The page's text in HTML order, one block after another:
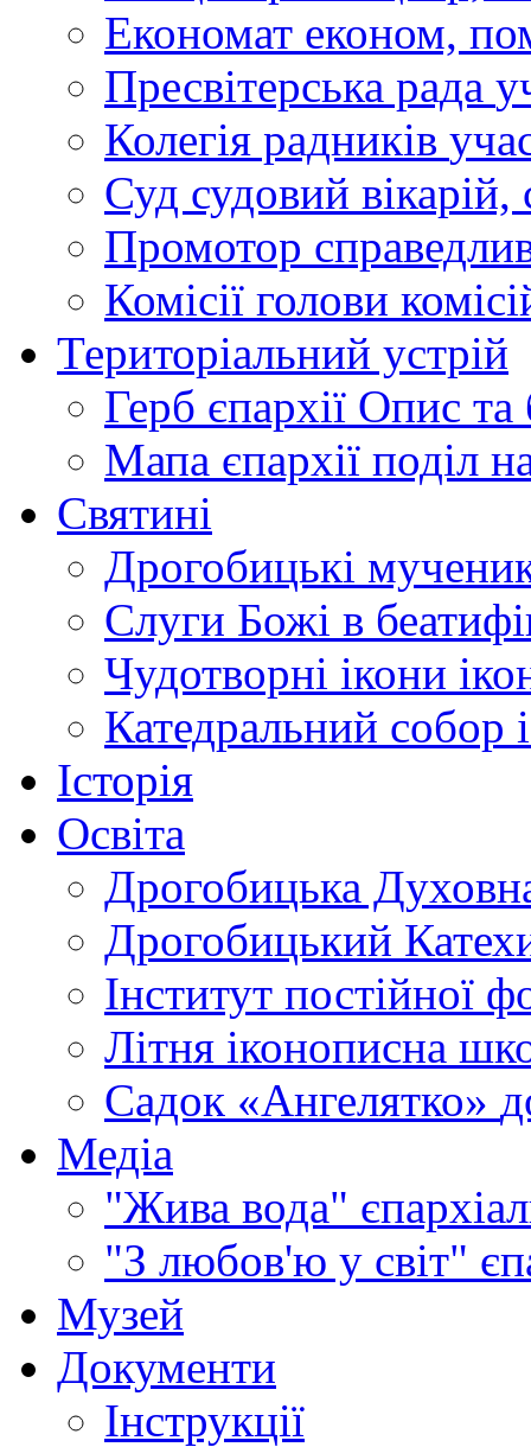
Економат економ,
Пресвітерська рада
Колегія радників
Суд судовий вікарій,
Промотор
Комісії голови
Територіальний устрій
Герб єпархії Опис та
Мапа єпархії поділ
Святині
Дрогобицькі
Слуги Божі в
Чудотворні ікони
Катедральний собор
Історія
Освіта
Дрогобицька
Дрогобицький
Інститут постійної
Літня іконописна
Садок «Ангелятко»
Медіа
"Жива вода"
"З любов'ю у світ"
Музей
Документи
Інструкції